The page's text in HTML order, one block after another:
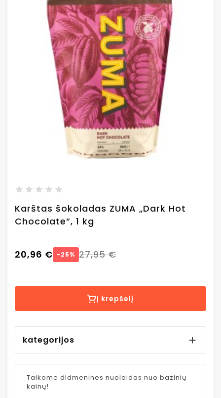
Karštas šokoladas ZUMA „Dark Hot
Chocolate“, 1 kg
20,96 € −25% 27,95 €
Į krepšelį
kategorijos 
Taikome didmenines nuolaidas nuo bazinių
kainų!